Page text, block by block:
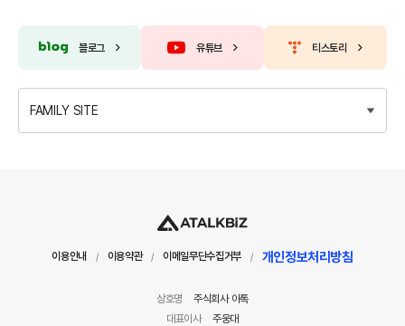
블로그 유튜브 티스토리
FAMILY SITE
이용안내 / 이용약관 / 이메일무단수집거부 / 개인정보처리방침
상호명
주식회사 아톡
대표이사
주웅대